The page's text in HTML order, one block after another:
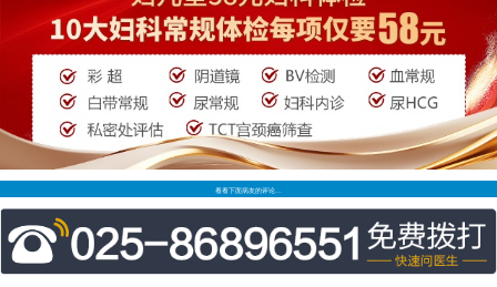
看看下面病友的评论…